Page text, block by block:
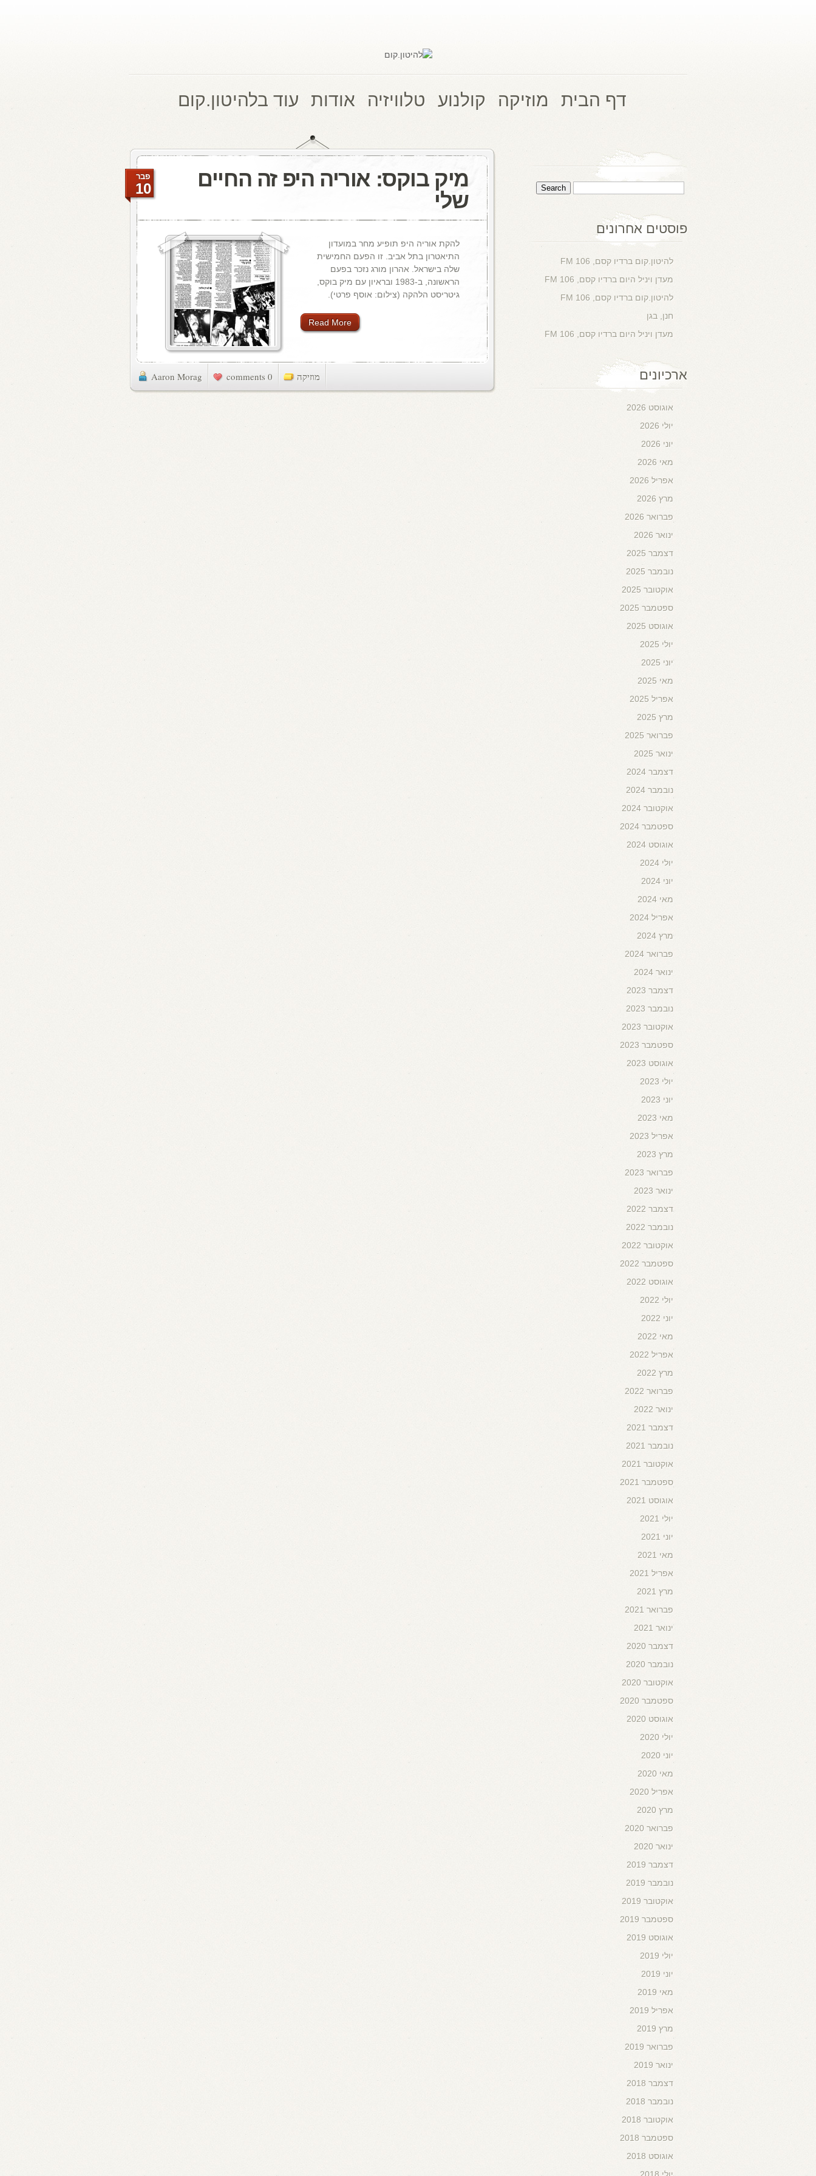
דף הבית מוזיקה קולנוע טלוויזיה אודות עוד בלהיטון.קום
מיק בוקס: אוריה היפ זה החיים
שלי
פבר
10
להקת אוריה היפ תופיע מחר במועדון
התיאטרון בתל אביב. זו הפעם החמישית
שלה בישראל. אהרון מורג נזכר בפעם
הראשונה, ב-1983 ובראיון עם מיק בוקס,
גיטריסט הלהקה (צילום: אוסף פרטי).
Read More
Aaron Morag 0 comments מוזיקה
פוסטים אחרונים
להיטון.קום ברדיו קסם, 106 FM
מעדן ויניל היום ברדיו קסם, 106 FM
להיטון.קום ברדיו קסם, 106 FM
חנן, בגן
מעדן ויניל היום ברדיו קסם, 106 FM
ארכיונים
אוגוסט 2026
יולי 2026
יוני 2026
מאי 2026
אפריל 2026
מרץ 2026
פברואר 2026
ינואר 2026
דצמבר 2025
נובמבר 2025
אוקטובר 2025
ספטמבר 2025
אוגוסט 2025
יולי 2025
יוני 2025
מאי 2025
אפריל 2025
מרץ 2025
פברואר 2025
ינואר 2025
דצמבר 2024
נובמבר 2024
אוקטובר 2024
ספטמבר 2024
אוגוסט 2024
יולי 2024
יוני 2024
מאי 2024
אפריל 2024
מרץ 2024
פברואר 2024
ינואר 2024
דצמבר 2023
נובמבר 2023
אוקטובר 2023
ספטמבר 2023
אוגוסט 2023
יולי 2023
יוני 2023
מאי 2023
אפריל 2023
מרץ 2023
פברואר 2023
ינואר 2023
דצמבר 2022
נובמבר 2022
אוקטובר 2022
ספטמבר 2022
אוגוסט 2022
יולי 2022
יוני 2022
מאי 2022
אפריל 2022
מרץ 2022
פברואר 2022
ינואר 2022
דצמבר 2021
נובמבר 2021
אוקטובר 2021
ספטמבר 2021
אוגוסט 2021
יולי 2021
יוני 2021
מאי 2021
אפריל 2021
מרץ 2021
פברואר 2021
ינואר 2021
דצמבר 2020
נובמבר 2020
אוקטובר 2020
ספטמבר 2020
אוגוסט 2020
יולי 2020
יוני 2020
מאי 2020
אפריל 2020
מרץ 2020
פברואר 2020
ינואר 2020
דצמבר 2019
נובמבר 2019
אוקטובר 2019
ספטמבר 2019
אוגוסט 2019
יולי 2019
יוני 2019
מאי 2019
אפריל 2019
מרץ 2019
פברואר 2019
ינואר 2019
דצמבר 2018
נובמבר 2018
אוקטובר 2018
ספטמבר 2018
אוגוסט 2018